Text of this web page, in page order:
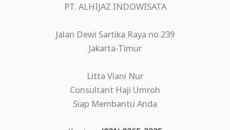
PT. ALHIJAZ INDOWISATA
Jalan Dewi Sartika Raya no 239
Jakarta-Timur
Litta Viani Nur
Consultant Haji Umroh
Siap Membantu Anda